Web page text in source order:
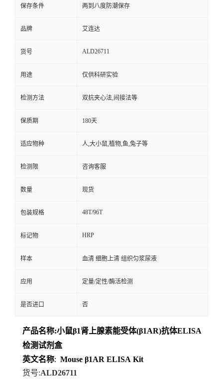
保存条件 两到八度防潮保存
品牌 艾连达
货号 ALD26711
用途 仅供科研实验
检测方法 双抗夹心法,间接法等
保质期 180天
适应物种 人,大小鼠,植物,鱼,兔子等
检测限 咨询客服
数量 现货
包装规格 48T/96T
标记物 HRP
样本 血清 细胞上清 组织匀浆尿液
应用 定量/定性/酶活检测
是否进口 否
产品名称:小鼠β1肾上腺素能受体(β1AR)抗体ELISA
检测试剂盒
英文名称: Mouse β1AR ELISA Kit
货号:ALD26711